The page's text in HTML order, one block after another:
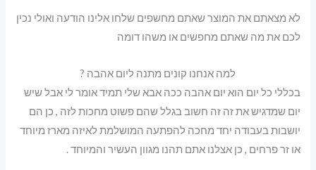
לא מצאתם את המוצר שאתם מחשפים שלחו אלינו הודעה ואולי נכין
לכם את מה שאתם מחפשים או משהו דומה
למה אנחנו קונים מתנה ליום אהבה ?
בכללי כל יום הוא יום אהבה ככה אבא שלי תמיד אומר לי אבל שיש
יום שמדגיש את זה זה חשוב בגלל שהם פשוט מחכות לזה , כן הם
יושבות בעבודה יחד מחכה להפתעה המושלמת לאיזה מארז מיוחד
או זר פרחים , כן אצלנו אתם תהנו מגוון העשיר והמיוחד .